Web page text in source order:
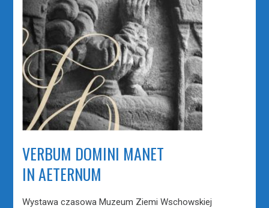
VERBUM DOMINI MANET
IN AETERNUM
Wystawa czasowa Muzeum Ziemi Wschowskiej